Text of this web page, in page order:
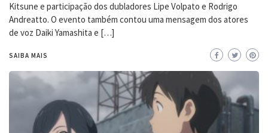
Kitsune e participação dos dubladores Lipe Volpato e Rodrigo
Andreatto. O evento também contou uma mensagem dos atores
de voz Daiki Yamashita e […]
SAIBA MAIS